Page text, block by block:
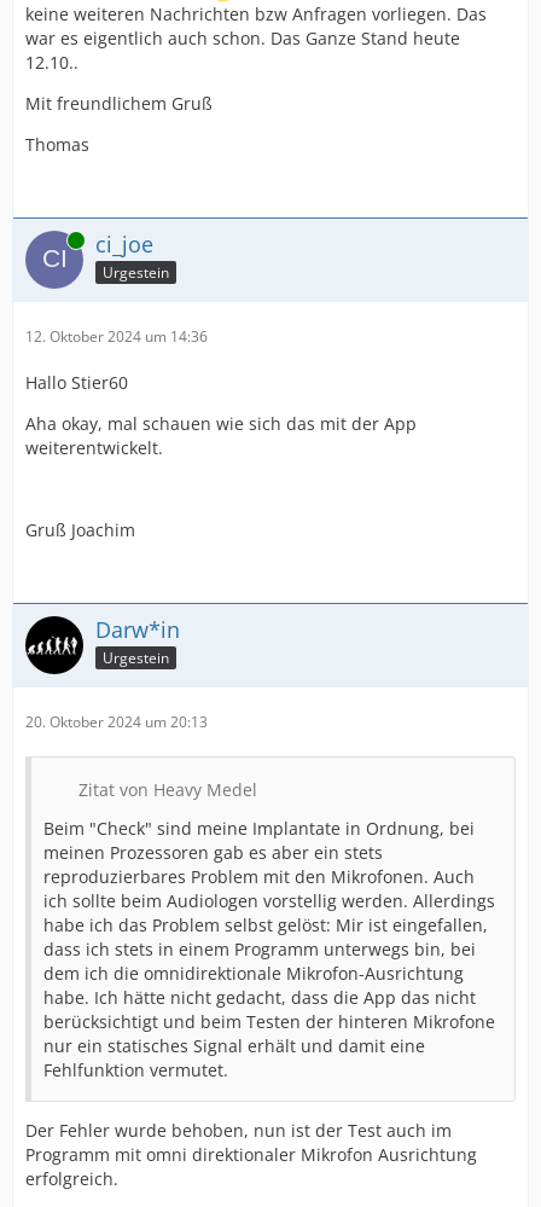
keine weiteren Nachrichten bzw Anfragen vorliegen. Das
war es eigentlich auch schon. Das Ganze Stand heute
12.10..
Mit freundlichem Gruß
Thomas
Online ci_joe
Urgestein
12. Oktober 2024 um 14:36
Hallo Stier60
Aha okay, mal schauen wie sich das mit der App
weiterentwickelt.
Gruß Joachim
Darw*in
Urgestein
20. Oktober 2024 um 20:13
Zitat von Heavy Medel
Beim "Check" sind meine Implantate in Ordnung, bei
meinen Prozessoren gab es aber ein stets
reproduzierbares Problem mit den Mikrofonen. Auch
ich sollte beim Audiologen vorstellig werden. Allerdings
habe ich das Problem selbst gelöst: Mir ist eingefallen,
dass ich stets in einem Programm unterwegs bin, bei
dem ich die omnidirektionale Mikrofon-Ausrichtung
habe. Ich hätte nicht gedacht, dass die App das nicht
berücksichtigt und beim Testen der hinteren Mikrofone
nur ein statisches Signal erhält und damit eine
Fehlfunktion vermutet.
Der Fehler wurde behoben, nun ist der Test auch im
Programm mit omni direktionaler Mikrofon Ausrichtung
erfolgreich.